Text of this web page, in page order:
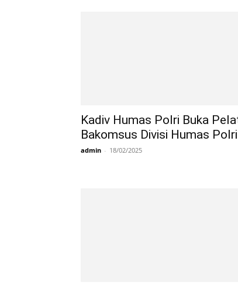
Kadiv Humas Polri Buka
Bakomsus Divisi Humas
admin - 18/02/2025